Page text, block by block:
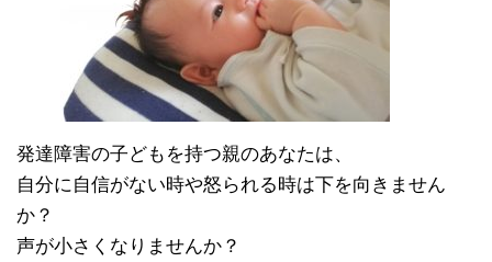
発達障害の子どもを持つ親のあなたは、
自分に自信がない時や怒られる時は下を向きません
か？
声が小さくなりませんか？